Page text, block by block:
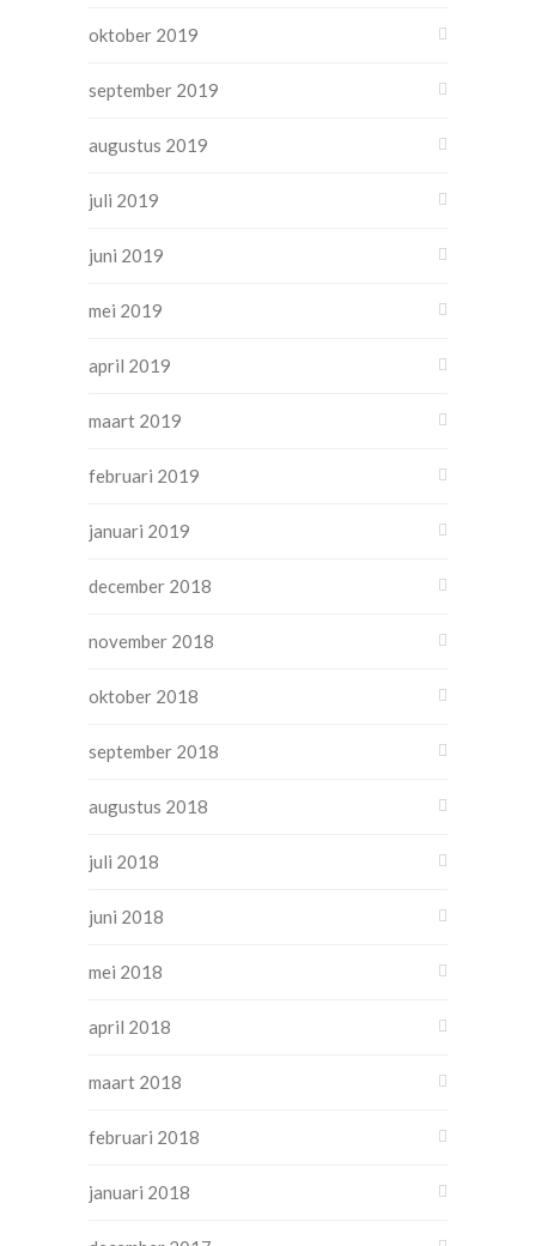
oktober 2019
september 2019
augustus 2019
juli 2019
juni 2019
mei 2019
april 2019
maart 2019
februari 2019
januari 2019
december 2018
november 2018
oktober 2018
september 2018
augustus 2018
juli 2018
juni 2018
mei 2018
april 2018
maart 2018
februari 2018
januari 2018